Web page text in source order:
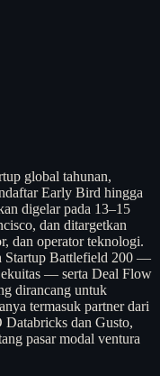
global tahunan,
Early Bird hingga
digelar pada 13–15
dan ditargetkan
dan operator teknologi.
Startup Battlefield 200 —
ekuitas — serta Deal Flow
dirancang untuk
termasuk partner dari
Databricks dan Gusto,
pasar modal ventura